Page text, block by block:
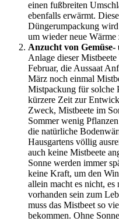
einen fußbreiten
ebenfalls erwärmt.
Düngerumpackung
um wieder neue Wärme
Anzucht von
Anlage dieser
Februar, die Aussaat
März noch einmal
Mistpackung für solche
kürzere Zeit zur
Zweck, Mistbeete im
Sommer wenig
die natürliche
Hausgartens völlig
auch keine Mistbeete
Sonne werden immer
keine Kraft, um den
allein macht es nicht,
vorhanden sein zum
muss das Mistbeet so
bekommen. Ohne